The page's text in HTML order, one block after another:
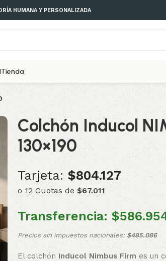
HUMANA Y PERSONALIZADA
Tienda
Colchón Inducol
130×190
Tarjeta:$804.127
o 12 Cuotas de$67.011
Transferencia:
Precios sin impuestos nacionales: $485.086
El colchón Inducol Nimbus Firmes un